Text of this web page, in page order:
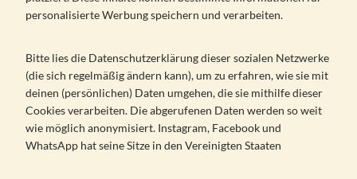
personalisierte Werbung speichern und verarbeiten.
Bitte lies die Datenschutzerklärung dieser sozialen Netzwerke
(die sich regelmäßig ändern kann), um zu erfahren, wie sie mit
deinen (persönlichen) Daten umgehen, die sie mithilfe dieser
Cookies verarbeiten. Die abgerufenen Daten werden so weit
wie möglich anonymisiert. Instagram, Facebook und
WhatsApp hat seine Sitze in den Vereinigten Staaten